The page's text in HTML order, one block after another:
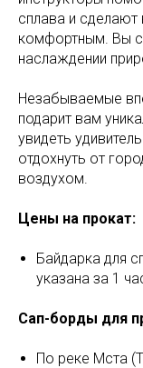
сплава и
комфортным. Вы
наслаждении
Незабываемые
подарит вам
увидеть
отдохнуть от
воздухом.
Цены на прокат:
Байдарка для
указана за 1
Сап-борды для
По реке Мста